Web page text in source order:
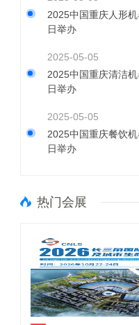
2025中国重庆人形
日举办
2025-05-05
2025中国重庆清洁
日举办
2025-05-05
2025中国重庆餐饮
日举办
热门会展